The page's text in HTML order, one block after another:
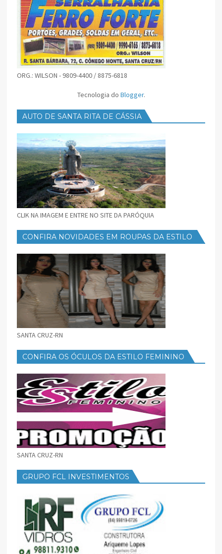
ORG.: WILSON - 9809-4400 / 8875-6818
Tecnologia do Blogger.
AUTO DE SANTA RITA DE CÁSSIA
CLIK NA IMAGEM E ENTRE NO SITE DA PARÓQUIA
CONFIRA NOVIDADES EM ROUPAS DA ESTILO
SANTA CRUZ-RN
CONFIRA OS ÓCULOS DA ESTILO FEMININO
SANTA CRUZ-RN
GRUPO FCL INVESTIMENTOS